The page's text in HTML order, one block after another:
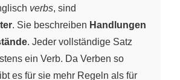
verbs, sind
. Sie beschreiben Handlungen
. Jeder vollständige Satz
ein Verb. Da Verben so
es für sie mehr Regeln als für